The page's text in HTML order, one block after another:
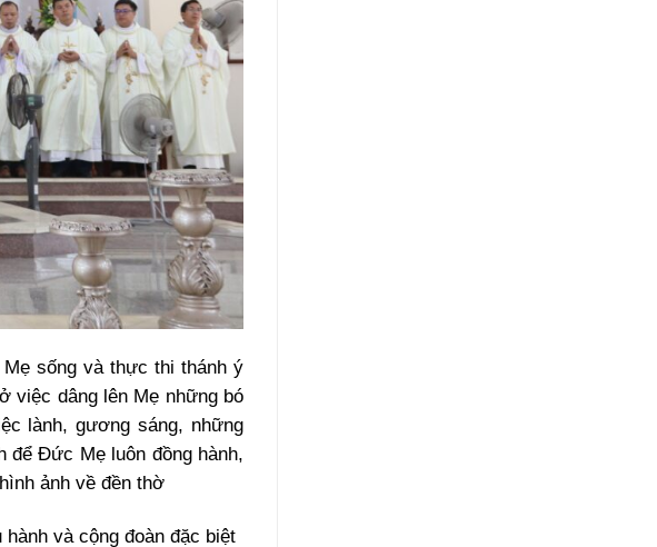
sống và thực thi thánh ý
việc dâng lên Mẹ những bó
lành, gương sáng, những
để Đức Mẹ luôn đồng hành,
và cộng đoàn đặc biệt